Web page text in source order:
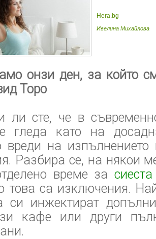
Hera.bg
Ивелина Михайлова
онзи ден, за който
Торо
ли сте, че в
гледа като на
вреди на
Разбира се, на някои
време за сиеста
това са изключения.
си инжектират
кафе или други